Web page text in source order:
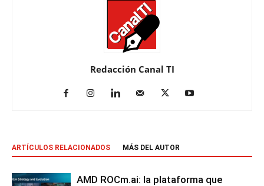
Redacción Canal TI
ARTÍCULOS RELACIONADOS MÁS DEL AUTOR
AMD ROCm.ai: la plataforma que